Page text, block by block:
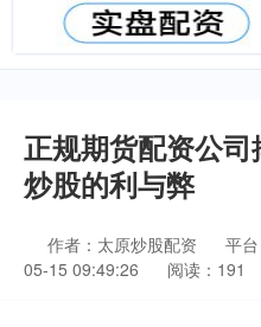
正规期货配资公
炒股的利与弊
作者：太原炒股配资 平
05-15 09:49:26
阅读：191